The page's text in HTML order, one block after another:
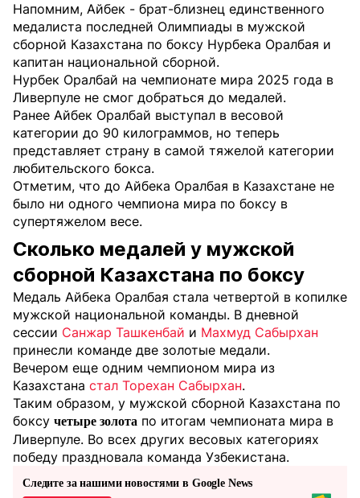
Напомним, Айбек - брат-близнец единственного
медалиста последней Олимпиады в мужской
сборной Казахстана по боксу Нурбека Оралбая и
капитан национальной сборной.
Нурбек Оралбай на чемпионате мира 2025 года в
Ливерпуле не смог добраться до медалей.
Ранее Айбек Оралбай выступал в весовой
категории до 90 килограммов, но теперь
представляет страну в самой тяжелой категории
любительского бокса.
Отметим, что до Айбека Оралбая в Казахстане не
было ни одного чемпиона мира по боксу в
супертяжелом весе.
Сколько медалей у мужской
сборной Казахстана по боксу
Медаль Айбека Оралбая стала четвертой в копилке
мужской национальной команды. В дневной
сессии Санжар Ташкенбай и Махмуд Сабырхан
принесли команде две золотые медали.
Вечером еще одним чемпионом мира из
Казахстана стал Торехан Сабырхан.
Таким образом, у мужской сборной Казахстана по
боксу четыре золота по итогам чемпионата мира в
Ливерпуле. Во всех других весовых категориях
победу праздновала команда Узбекистана.
Следите за нашими новостями в Google News